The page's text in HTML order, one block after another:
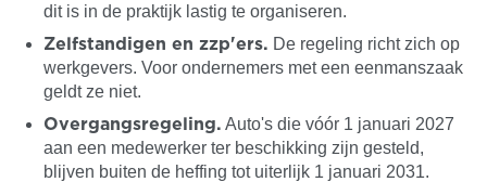
dit is in de praktijk lastig te organiseren.
Zelfstandigen en zzp'ers. De regeling richt zich op
werkgevers. Voor ondernemers met een eenmanszaak
geldt ze niet.
Overgangsregeling. Auto's die vóór 1 januari 2027
aan een medewerker ter beschikking zijn gesteld,
blijven buiten de heffing tot uiterlijk 1 januari 2031.